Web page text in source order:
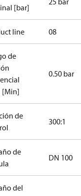
[bar]
line 08
de
[Min]
0.50 bar
de
300:1
de
DN 100
del